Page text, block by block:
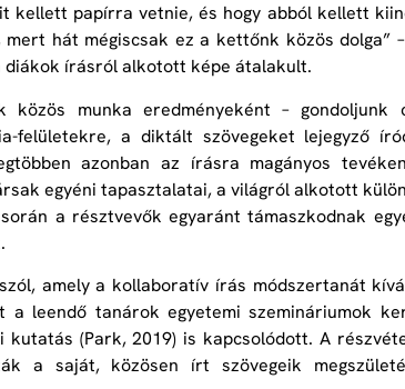
kellett papírra vetnie, és hogy abból kellett
hát mégiscsak ez a kettőnk közös dolga”
diákok írásról alkotott képe átalakult.
közös munka eredményeként –
felületekre, a diktált szövegeket lejegyző
azonban az írásra magányos
egyéni tapasztalatai, a világról alkotott
a résztvevők egyaránt támaszkodnak
amely a kollaboratív írás módszertanát
a leendő tanárok egyetemi szemináriumok
kutatás (Park, 2019) is kapcsolódott. A
a saját, közösen írt szövegeik